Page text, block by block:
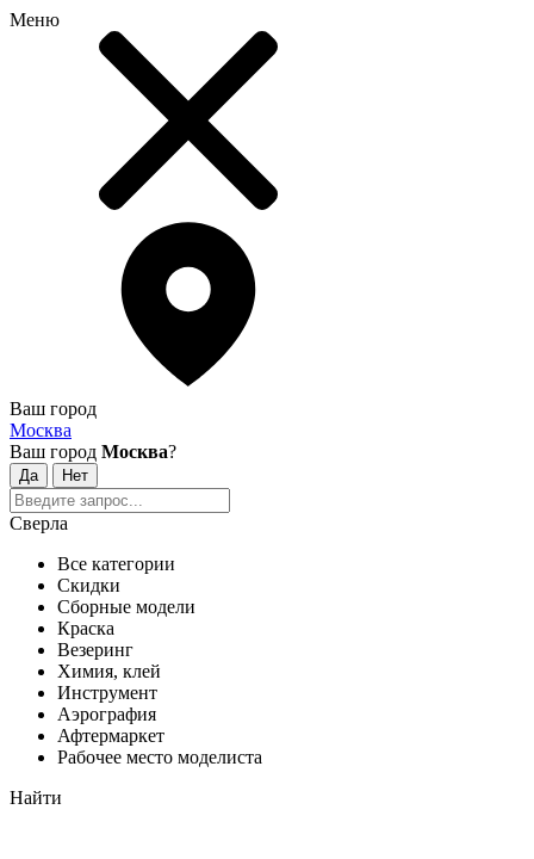
Меню
Ваш город
Москва
Ваш город Москва?
Сверла
Все категории
Скидки
Сборные модели
Краска
Везеринг
Химия, клей
Инструмент
Аэрография
Афтермаркет
Рабочее место моделиста
Найти